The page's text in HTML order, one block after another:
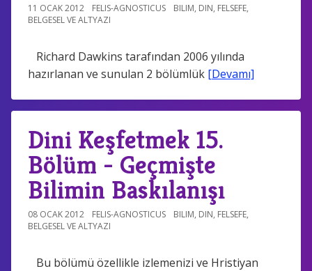
11 OCAK 2012 FELIS-AGNOSTICUS BILIM, DIN, FELSEFE,
BELGESEL VE ALTYAZI
Richard Dawkins tarafından 2006 yılında
hazırlanan ve sunulan 2 bölümlük [Devamı]
Dini Keşfetmek 15.
Bölüm - Geçmişte
Bilimin Baskılanışı
08 OCAK 2012 FELIS-AGNOSTICUS BILIM, DIN, FELSEFE,
BELGESEL VE ALTYAZI
Bu bölümü özellikle izlemenizi ve Hristiyan